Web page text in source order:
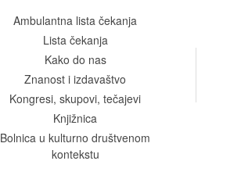
Ambulantna lista čekanja
Lista čekanja
Kako do nas
Znanost i izdavaštvo
Kongresi, skupovi, tečajevi
Knjižnica
Bolnica u kulturno društvenom
kontekstu